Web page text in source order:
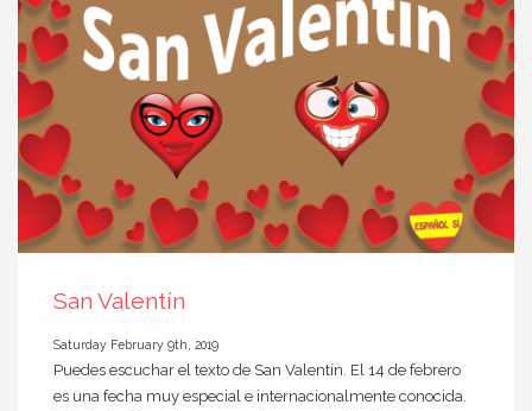
San Valentín
Saturday February 9th, 2019
Puedes escuchar el texto de San Valentín. El 14 de febrero
es una fecha muy especial e internacionalmente conocida.